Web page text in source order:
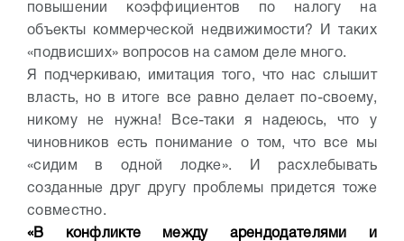
повышении коэффициентов по налогу на
объекты коммерческой недвижимости? И таких
«подвисших» вопросов на самом деле много.
Я подчеркиваю, имитация того, что нас слышит
власть, но в итоге все равно делает по-своему,
никому не нужна! Все-таки я надеюсь, что у
чиновников есть понимание о том, что все мы
«сидим в одной лодке». И расхлебывать
созданные друг другу проблемы придется тоже
совместно.
«В конфликте между арендодателями и